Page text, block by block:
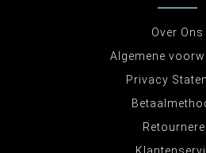
Over Ons
Algemene
Privacy